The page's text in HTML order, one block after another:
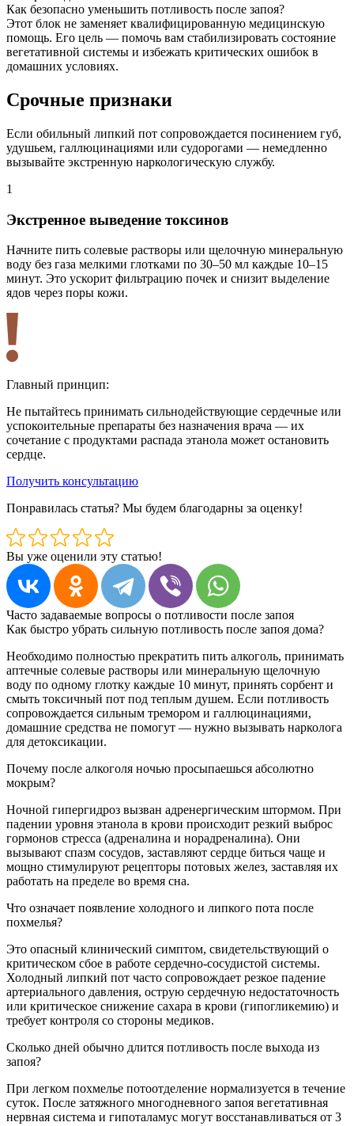
Как безопасно уменьшить потливость после запоя?
Этот блок не заменяет квалифицированную медицинскую
помощь. Его цель — помочь вам стабилизировать состояние
вегетативной системы и избежать критических ошибок в
домашних условиях.
Срочные признаки
Если обильный липкий пот сопровождается посинением губ,
удушьем, галлюцинациями или судорогами — немедленно
вызывайте экстренную наркологическую службу.
1
Экстренное выведение токсинов
Начните пить солевые растворы или щелочную минеральную
воду без газа мелкими глотками по 30–50 мл каждые 10–15
минут. Это ускорит фильтрацию почек и снизит выделение
ядов через поры кожи.
Главный принцип:
Не пытайтесь принимать сильнодействующие сердечные или
успокоительные препараты без назначения врача — их
сочетание с продуктами распада этанола может остановить
сердце.
Получить консультацию
Понравилась статья? Мы будем благодарны за оценку!
Вы уже оценили эту статью!
Часто задаваемые вопросы о потливости после запоя
Как быстро убрать сильную потливость после запоя дома?
Необходимо полностью прекратить пить алкоголь, принимать
аптечные солевые растворы или минеральную щелочную
воду по одному глотку каждые 10 минут, принять сорбент и
смыть токсичный пот под теплым душем. Если потливость
сопровождается сильным тремором и галлюцинациями,
домашние средства не помогут — нужно вызывать нарколога
для детоксикации.
Почему после алкоголя ночью просыпаешься абсолютно
мокрым?
Ночной гипергидроз вызван адренергическим штормом. При
падении уровня этанола в крови происходит резкий выброс
гормонов стресса (адреналина и норадреналина). Они
вызывают спазм сосудов, заставляют сердце биться чаще и
мощно стимулируют рецепторы потовых желез, заставляя их
работать на пределе во время сна.
Что означает появление холодного и липкого пота после
похмелья?
Это опасный клинический симптом, свидетельствующий о
критическом сбое в работе сердечно-сосудистой системы.
Холодный липкий пот часто сопровождает резкое падение
артериального давления, острую сердечную недостаточность
или критическое снижение сахара в крови (гипогликемию) и
требует контроля со стороны медиков.
Сколько дней обычно длится потливость после выхода из
запоя?
При легком похмелье потоотделение нормализуется в течение
суток. После затяжного многодневного запоя вегетативная
нервная система и гипоталамус могут восстанавливаться от 3